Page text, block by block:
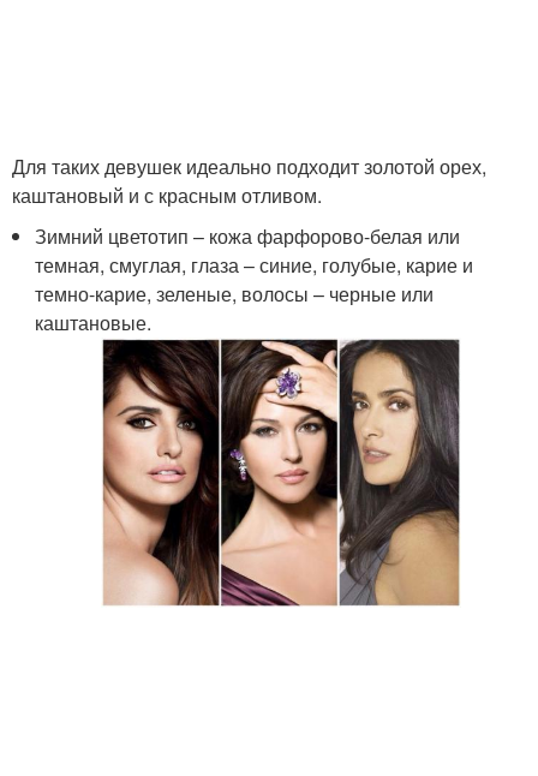
Для таких девушек идеально подходит золотой орех,
каштановый и с красным отливом.
Зимний цветотип – кожа фарфорово-белая или
темная, смуглая, глаза – синие, голубые, карие и
темно-карие, зеленые, волосы – черные или
каштановые.